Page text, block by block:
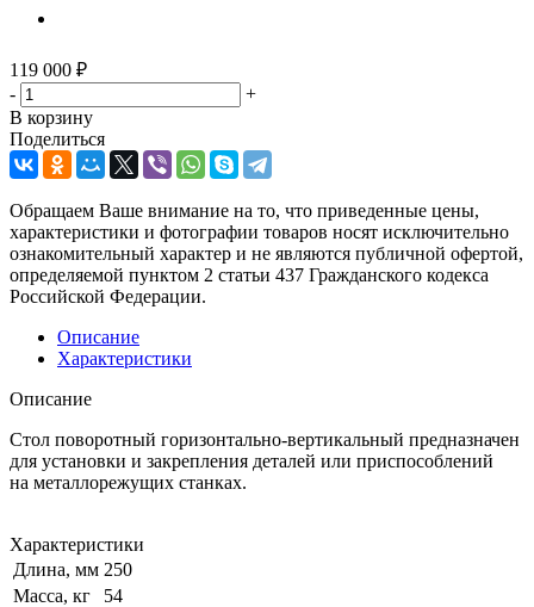
119 000 ₽
-
+
В корзину
Поделиться
Обращаем Ваше внимание на то, что приведенные цены,
характеристики и фотографии товаров носят исключительно
ознакомительный характер и не являются публичной офертой,
определяемой пунктом 2 статьи 437 Гражданского кодекса
Российской Федерации.
Описание
Характеристики
Описание
Стол поворотный горизонтально-вертикальный предназначен
для установки и закрепления деталей или приспособлений
на металлорежущих станках.
Характеристики
Длина, мм 250
Масса, кг
54